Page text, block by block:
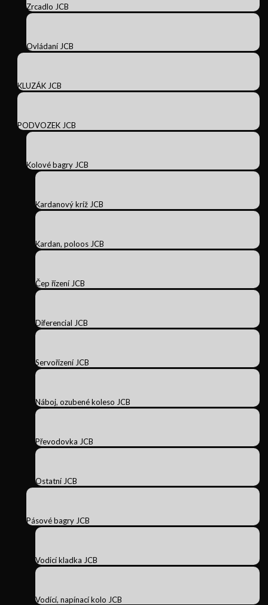
Zrcadlo JCB
Ovládaní JCB
KLUZÁK JCB
PODVOZEK JCB
Kolové bagry JCB
Kardanový kríž JCB
Kardan, poloos JCB
Čep řízení JCB
Diferencial JCB
Servořízení JCB
Náboj, ozubené koleso JCB
Převodovka JCB
Ostatní JCB
Pásové bagry JCB
Vodicí kladka JCB
Vodící, napínací kolo JCB